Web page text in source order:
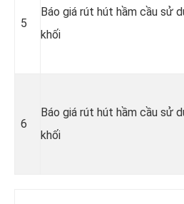
5
Báo giá rút hút hầm cầu sử
khối
6
Báo giá rút hút hầm cầu sử
khối